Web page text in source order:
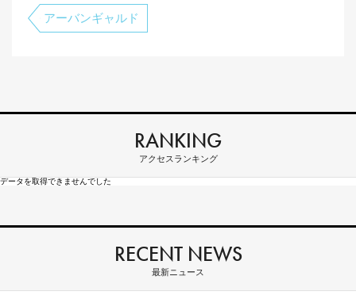
アーバンギャルド
RANKING
アクセスランキング
データを取得できませんでした
RECENT NEWS
最新ニュース